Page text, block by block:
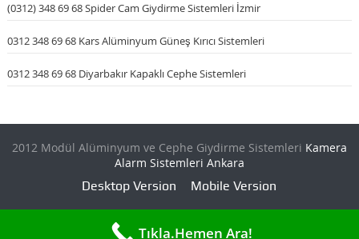
(0312) 348 69 68 Spider Cam Giydirme Sistemleri İzmir
0312 348 69 68 Kars Alüminyum Güneş Kırıcı Sistemleri
0312 348 69 68 Diyarbakır Kapaklı Cephe Sistemleri
2012 Modül Alüminyum ve Cephe Giydirme Sistemleri Kamera
Alarm Sistemleri Ankara
Desktop Version
Mobile Version
Tıkla.Hemen Ara!